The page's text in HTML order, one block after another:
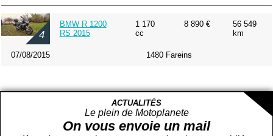
4
BMW R 1200
RS 2015
1 170
cc
8 890 €
56 549
km
07/08/2015 1480 Fareins
ACTUALITÉS
Le plein de Motoplanete
On vous envoie un mail